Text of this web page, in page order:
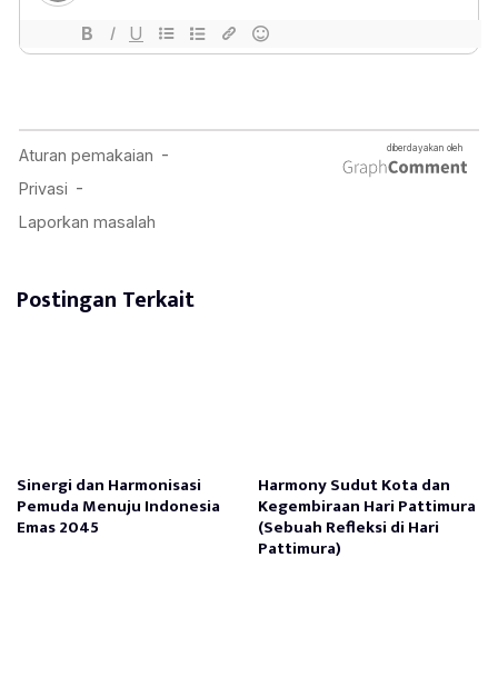
Postingan Terkait
Sinergi dan Harmonisasi
Pemuda Menuju Indonesia
Emas 2045
Harmony Sudut Kota dan
Kegembiraan Hari Pattimura
(Sebuah Refleksi di Hari
Pattimura)